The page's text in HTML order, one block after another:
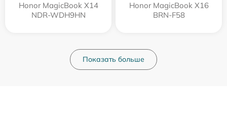
Honor MagicBook X14
NDR-WDH9HN
Honor MagicBook X16
BRN-F58
Показать больше